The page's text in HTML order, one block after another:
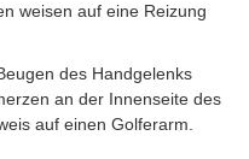
weisen auf eine Reizung
des Handgelenks
an der Innenseite des
auf einen Golferarm.